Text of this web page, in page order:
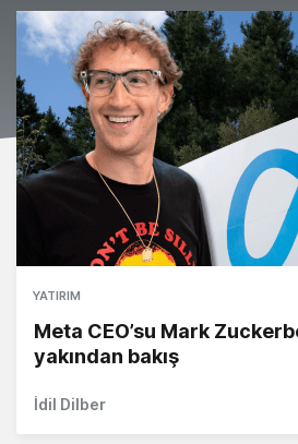
YATIRIM
Meta CEO’su Mark
yakından bakış
İdil Dilber